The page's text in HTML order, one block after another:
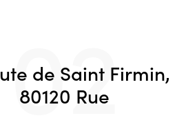
02
de Saint Firmin,
80120 Rue